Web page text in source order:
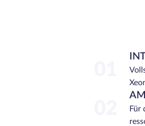
Für